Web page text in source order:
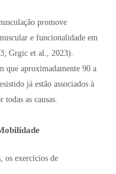
promove
e funcionalidade em
Grgic et al., 2023).
que aproximadamente 90 a
já estão associados à
as causas.
os exercícios de